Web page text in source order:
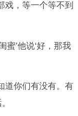
戏，等一个等不到
蜜’他说‘好，那我
道你们有没有。有